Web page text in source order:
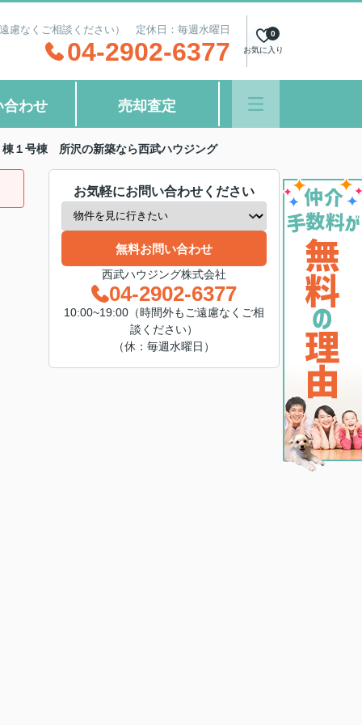
慮なくご相談ください） 定休日：毎週水曜日
04-2902-6377 お気に入り
0
合わせ 売却査定
棟１号棟 所沢の新築なら西武ハウジング
お気軽にお問い合わせください
無料お問い合わせ
西武ハウジング株式会社
04-2902-6377
10:00~19:00（時間外もご遠慮なくご相
談ください）
（休：毎週水曜日）